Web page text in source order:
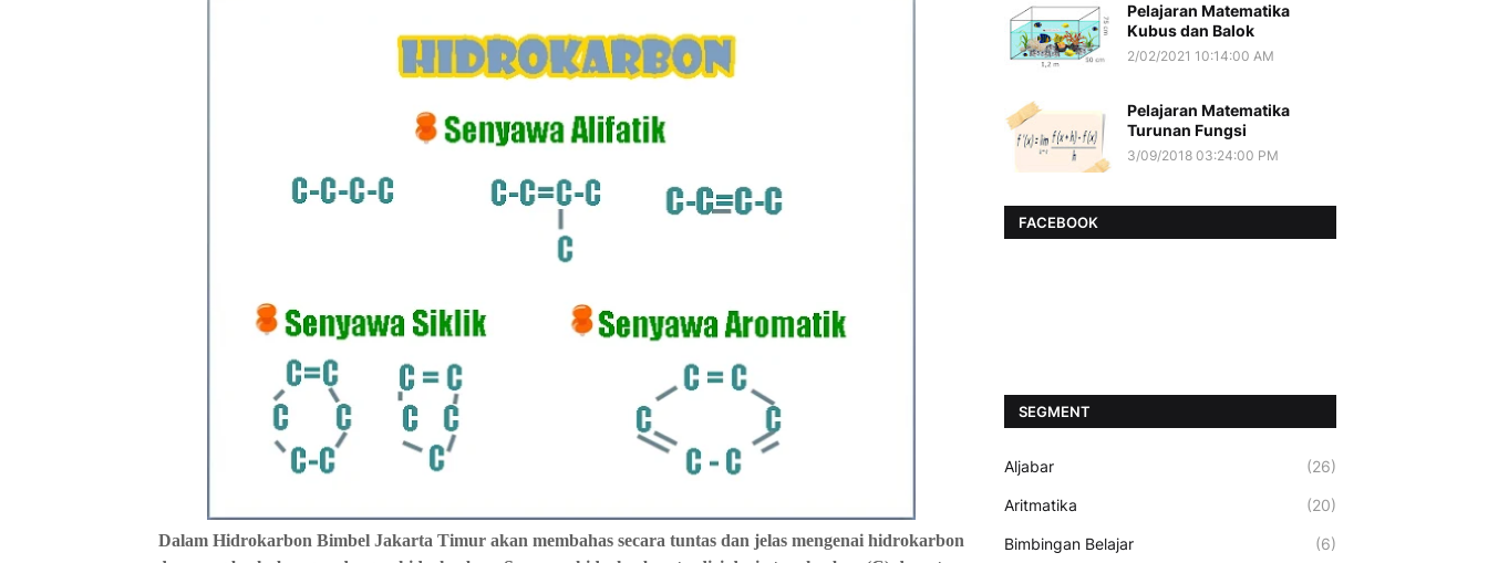
Dalam Hidrokarbon Bimbel Jakarta Timur akan membahas secara tuntas dan jelas mengenai hidrokarbon
Pelajaran Matematika
Kubus dan Balok
2/02/2021 10:14:00 AM
Pelajaran Matematika
Turunan Fungsi
3/09/2018 03:24:00 PM
FACEBOOK
SEGMENT
Aljabar (26)
Aritmatika (20)
Bimbingan Belajar (6)